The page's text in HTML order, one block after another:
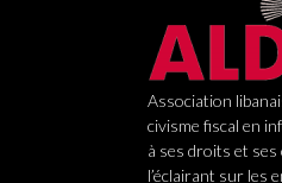
n
a
v
i
g
Association
civisme fiscal en
à ses droits et
l’éclairant sur les